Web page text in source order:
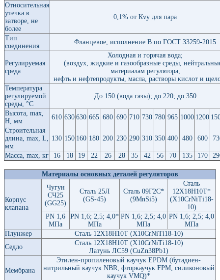
Относительная
утечка в
затворе, не
более
0,1% от Кvy для пара
Тип
соединения
Фланцевое, исполнение В по ГОСТ 33259-2015
Регулируемая
среда
Холодная и горячая вода;
(воздух, жидкие и газообразные среды,
материалам регулятора,
нефть и нефтепродукты, масла, растворы кислот и
Температура
регулируемой
среды, °С
До 150 (вода газы); до 220; до 350
Высота, max,
H, мм
610 630 630 665 680 690 710 730 780 965 1000 1200
Строительная
длина, max, L,
мм
130 150 160 180 200 230 290 310 350 400 480 600
Масса, max, кг 16 18 19 22 26 28 35 42 56 70 135 170
Материалы основных деталей регуляторов
Корпус
клапана
Чугун
СЧ25
(GG25)
Сталь 25Л
(GS-45)
Сталь 09Г2С*
(9MnSi5)
Сталь
12Х18Н10Т*
(Х10СrNiTi18-
10)
РN 1,6
МПа
РN 1,6; 2,5; 4,0*
МПа
PN 1,6; 2,5; 4,0
МПа
PN 1,6; 2,5; 4,0
МПа
Плунжер
Сталь 12Х18Н10Т (Х10СrNiTi18-10)
Седло
Сталь 12Х18Н10Т (Х10СrNiTi18-10)
Латунь ЛС59 (CuZn38Pb1)
Мембрана
Этилен-пропиленовый каучук EPDM (бутадиен-
нитрильный каучук NBR, фторкаучук FPM, силиконовый
каучук VMQ)*